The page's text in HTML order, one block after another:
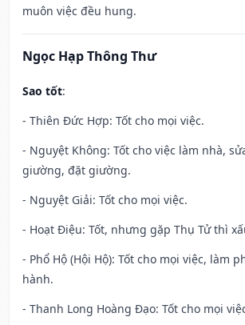
muôn việc đều hung.
Ngọc Hạp Thông Thư
Sao tốt:
- Thiên Đức Hợp: Tốt cho mọi việc.
- Nguyệt Không: Tốt cho việc làm nhà,
giường, đặt giường.
- Nguyệt Giải: Tốt cho mọi việc.
- Hoạt Điệu: Tốt, nhưng gặp Thụ Tử thì
- Phổ Hộ (Hội Hộ): Tốt cho mọi việc, làm
hành.
- Thanh Long Hoàng Đạo: Tốt cho mọi